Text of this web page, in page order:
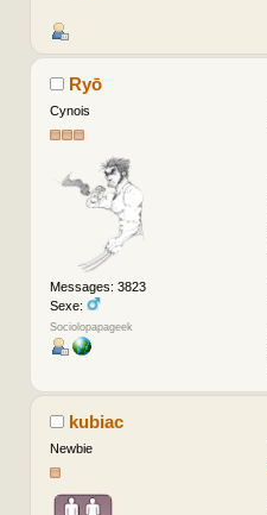
Ryō
Cynois
Messages: 3823
Sexe:
Sociolopapageek
kubiac
Newbie